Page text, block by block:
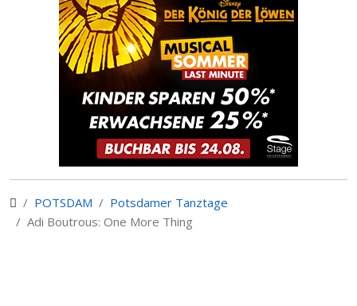
POTSDAM
Potsdamer Tanztage
Adi Boutrous: One More Thing